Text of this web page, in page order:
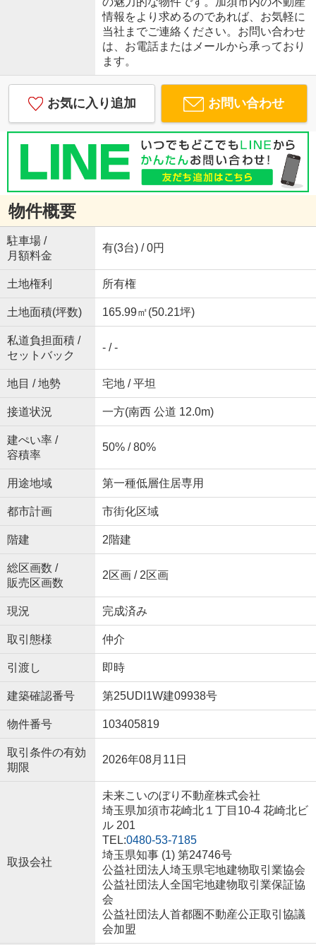
情報をより求めるのであれば、お気軽に
当社までご連絡ください。お問い合わせ
は、お電話またはメールから承っており
ます。
お気に入り追加 お問い合わせ
物件概要
駐車場 /
月額料金
有(3台) / 0円
土地権利 所有権
土地面積(坪数) 165.99㎡(50.21坪)
私道負担面積 /
セットバック
- / -
地目 / 地勢 宅地 / 平坦
接道状況 一方(南西 公道 12.0m)
建ぺい率 /
容積率
50% / 80%
用途地域 第一種低層住居専用
都市計画 市街化区域
階建 2階建
総区画数 /
販売区画数
2区画 / 2区画
現況 完成済み
取引態様 仲介
引渡し 即時
建築確認番号 第25UDI1W建09938号
物件番号 103405819
取引条件の有効
期限
2026年08月11日
取扱会社
未来こいのぼり不動産株式会社
埼玉県加須市花崎北１丁目10-4 花崎北ビ
ル 201
TEL:0480-53-7185
埼玉県知事 (1) 第24746号
公益社団法人埼玉県宅地建物取引業協会
公益社団法人全国宅地建物取引業保証協
会
公益社団法人首都圏不動産公正取引協議
会加盟